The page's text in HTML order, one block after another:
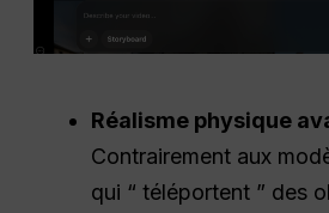
Réalisme physique
Contrairement aux
qui “ téléportent ” des